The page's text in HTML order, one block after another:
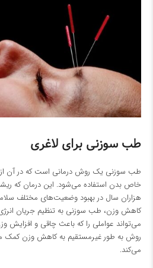
طب سوزنی برای لاغری
طب سوزنی یک روش درمانی است که در آن
خاص بدن استفاده می‌شود. این درمان که
هزاران سال در بهبود وضعیت‌های مختلف
کاهش وزن، طب سوزنی به تنظیم جریان
می‌تواند عواملی را که باعث چاقی و افزایش
روش به طور غیرمستقیم به کاهش وزن کمک
می‌کند.